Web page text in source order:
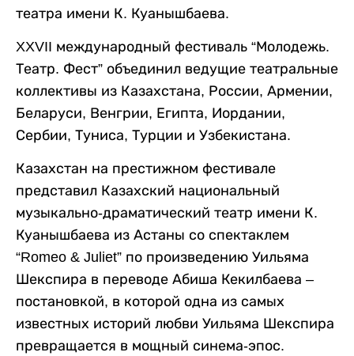
театра имени К. Куанышбаева.
XXVII международный фестиваль “Молодежь.
Театр. Фест” объединил ведущие театральные
коллективы из Казахстана, России, Армении,
Беларуси, Венгрии, Египта, Иордании,
Сербии, Туниса, Турции и Узбекистана.
Казахстан на престижном фестивале
представил Казахский национальный
музыкально-драматический театр имени К.
Куанышбаева из Астаны со спектаклем
“Romeo & Juliet” по произведению Уильяма
Шекспира в переводе Абиша Кекилбаева –
постановкой, в которой одна из самых
известных историй любви Уильяма Шекспира
превращается в мощный синема-эпос.